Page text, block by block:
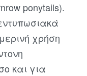
ponytails).
χρήση
και για